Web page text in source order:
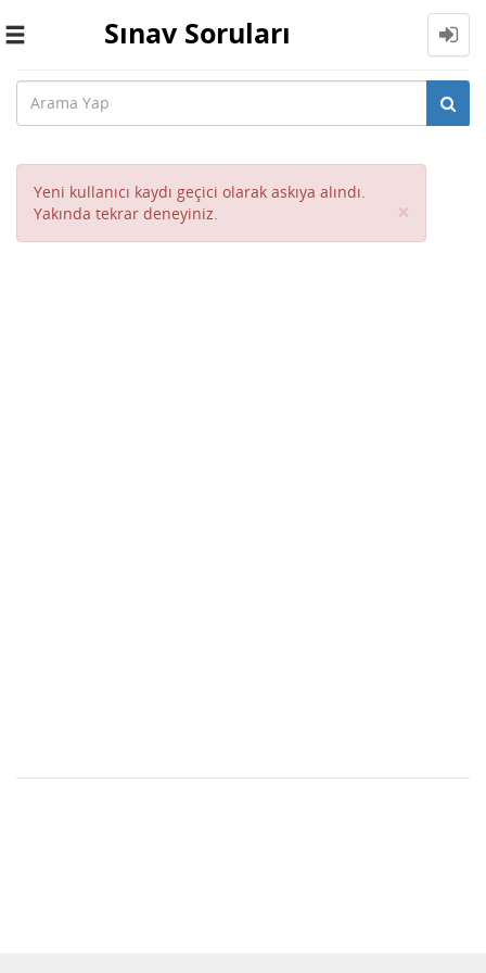
Toggle
Sınav Soruları
Yeni kullanıcı kaydı geçici olarak askıya alındı.
Yakında tekrar deneyiniz.
×